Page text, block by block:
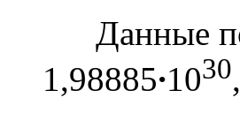
Данные
1,98885·1030